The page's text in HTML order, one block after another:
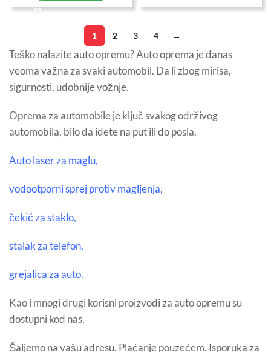
1 2 3 4 →
Teško nalazite auto opremu? Auto oprema je danas
veoma važna za svaki automobil. Da li zbog mirisa,
sigurnosti, udobnije vožnje.
Oprema za automobile je ključ svakog održivog
automobila, bilo da idete na put ili do posla.
Auto laser za maglu,
vodootporni sprej protiv magljenja,
čekić za staklo,
stalak za telefon,
grejalica za auto.
Kao i mnogi drugi korisni proizvodi za auto opremu su
dostupni kod nas.
Šaljemo na vašu adresu. Plaćanje pouzećem. Isporuka za